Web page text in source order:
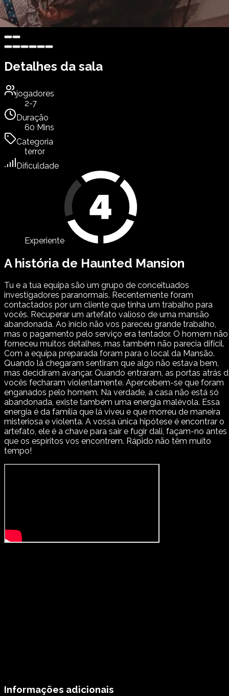
Detalhes da sala
jogadores
2-7
Duração
60 Mins
Categoria
terror
Dificuldade
Experiente
A história de Haunted Mansion
Tu e a tua equipa são um grupo de conceituados
investigadores paranormais. Recentemente foram
contactados por um cliente que tinha um trabalho para
vocês. Recuperar um artefato valioso de uma mansão
abandonada. Ao início não vos pareceu grande trabalho,
mas o pagamento pelo serviço era tentador. O homem não
forneceu muitos detalhes, mas também não parecia difícil.
Com a equipa preparada foram para o local da Mansão.
Quando lá chegaram sentiram que algo não estava bem,
mas decidiram avançar. Quando entraram, as portas atrás
vocês fecharam violentamente. Apercebem-se que foram
enganados pelo homem. Na verdade, a casa não está só
abandonada, existe também uma energia malévola. Essa
energia é da família que lá viveu e que morreu de maneira
misteriosa e violenta. A vossa única hipótese é encontrar o
artefato, ele é a chave para sair e fugir dali, façam-no antes
que os espíritos vos encontrem. Rápido não têm muito
tempo!
Informações adicionais